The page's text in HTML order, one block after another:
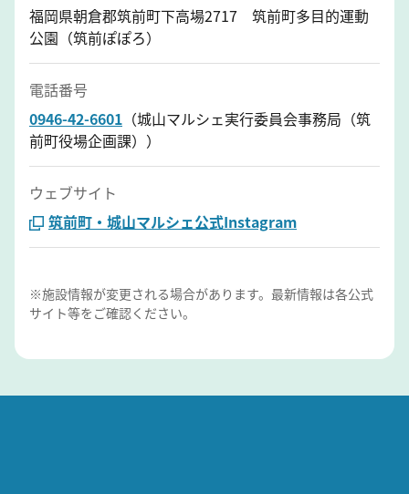
福岡県朝倉郡筑前町下高場2717 筑前町多目的運動
公園（筑前ぽぽろ）
電話番号
0946-42-6601 （城山マルシェ実行委員会事務局（筑
前町役場企画課））
ウェブサイト
筑前町・城山マルシェ公式Instagram
※施設情報が変更される場合があります。最新情報は各公式
サイト等をご確認ください。